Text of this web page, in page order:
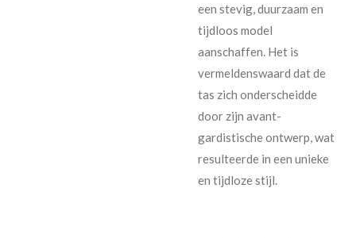
een stevig, duurzaam en
tijdloos model
aanschaffen. Het is
vermeldenswaard dat de
tas zich onderscheidde
door zijn avant-
gardistische ontwerp, wat
resulteerde in een unieke
en tijdloze stijl.